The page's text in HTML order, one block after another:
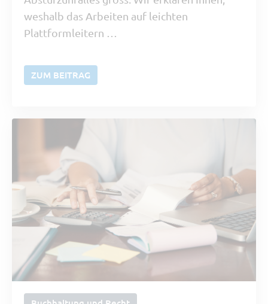
weshalb das Arbeiten auf leichten
Plattformleitern …
ZUM BEITRAG